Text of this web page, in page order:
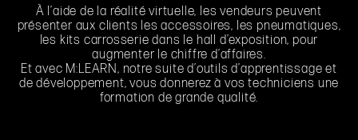
À l’aide de la réalité virtuelle, les vendeurs peuvent
présenter aux clients les accessoires, les pneumatiques,
les kits carrosserie dans le hall d’exposition, pour
augmenter le chiffre d’affaires.
Et avec M:LEARN, notre suite d’outils d’apprentissage et
de développement, vous donnerez à vos techniciens une
formation de grande qualité.